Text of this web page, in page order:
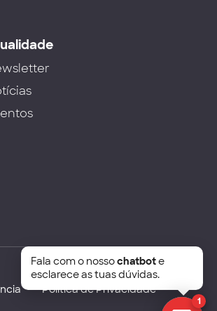
Política de Privacidade
1
Fala com o nossochatbote
esclarece as tuas dúvidas.